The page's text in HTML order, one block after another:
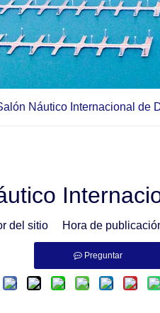
Náutico Internacional de
del sitio Hora de
Preguntar